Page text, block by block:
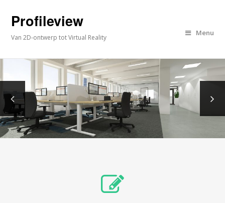
Profileview
Van 2D-ontwerp tot Virtual Reality
Menu